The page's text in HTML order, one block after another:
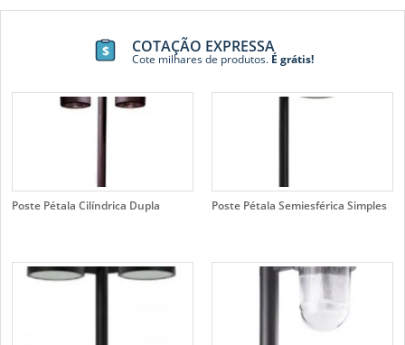
COTAÇÃO EXPRESSA
Cote milhares de produtos.É grátis!
Poste Pétala Cilíndrica Dupla Poste Pétala Semiesférica Simples